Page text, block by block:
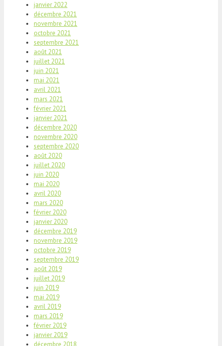
janvier 2022
décembre 2021
novembre 2021
octobre 2021
septembre 2021
août 2021
juillet 2021
juin 2021
mai 2021
avril 2021
mars 2021
février 2021
janvier 2021
décembre 2020
novembre 2020
septembre 2020
août 2020
juillet 2020
juin 2020
mai 2020
avril 2020
mars 2020
février 2020
janvier 2020
décembre 2019
novembre 2019
octobre 2019
septembre 2019
août 2019
juillet 2019
juin 2019
mai 2019
avril 2019
mars 2019
février 2019
janvier 2019
décembre 2018